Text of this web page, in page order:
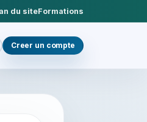
du siteFormations
Creer un compte